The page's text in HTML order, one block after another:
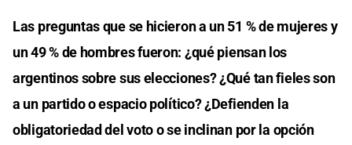
Las preguntas que se hicieron a un 51 % de mujeres y
un 49 % de hombres fueron: ¿qué piensan los
argentinos sobre sus elecciones? ¿Qué tan fieles son
a un partido o espacio político? ¿Defienden la
obligatoriedad del voto o se inclinan por la opción